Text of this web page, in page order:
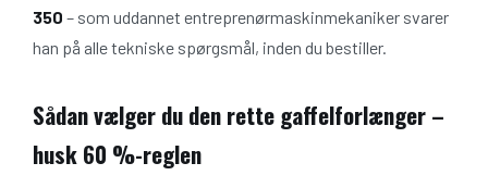
350 – som uddannet entreprenørmaskinmekaniker svarer
han på alle tekniske spørgsmål, inden du bestiller.
Sådan vælger du den rette gaffelforlænger –
husk 60 %-reglen